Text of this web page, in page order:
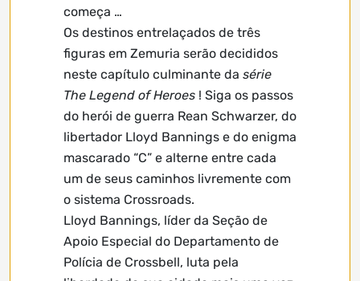
começa …
Os destinos entrelaçados de três
figuras em Zemuria serão decididos
neste capítulo culminante da série
The Legend of Heroes ! Siga os passos
do herói de guerra Rean Schwarzer, do
libertador Lloyd Bannings e do enigma
mascarado “C” e alterne entre cada
um de seus caminhos livremente com
o sistema Crossroads.
Lloyd Bannings, líder da Seção de
Apoio Especial do Departamento de
Polícia de Crossbell, luta pela